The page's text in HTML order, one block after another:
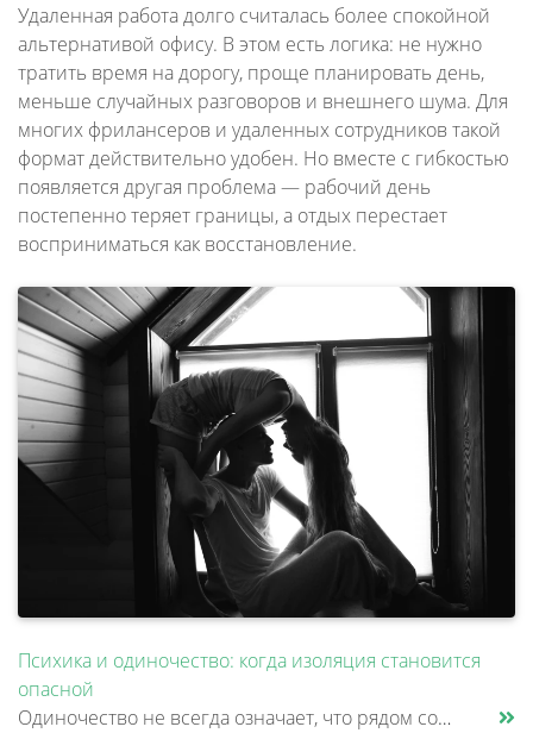
Удаленная работа долго считалась более спокойной
альтернативой офису. В этом есть логика: не нужно
тратить время на дорогу, проще планировать день,
меньше случайных разговоров и внешнего шума. Для
многих фрилансеров и удаленных сотрудников такой
формат действительно удобен. Но вместе с гибкостью
появляется другая проблема — рабочий день
постепенно теряет границы, а отдых перестает
восприниматься как восстановление.
Психика и одиночество: когда изоляция становится
опасной
Одиночество не всегда означает, что рядом совсем нет людей. Многие продолжают работать, переписываться, разговаривать с......